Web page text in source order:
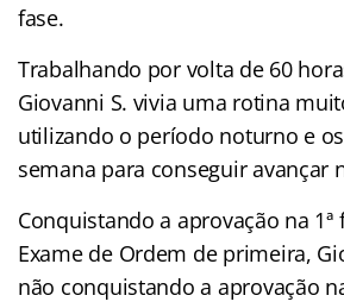
fase.
Trabalhando por volta de 60
Giovanni S. vivia uma rotina
utilizando o período noturno e
semana para conseguir avançar
Conquistando a aprovação na 1ª
Exame de Ordem de primeira,
não conquistando a aprovação